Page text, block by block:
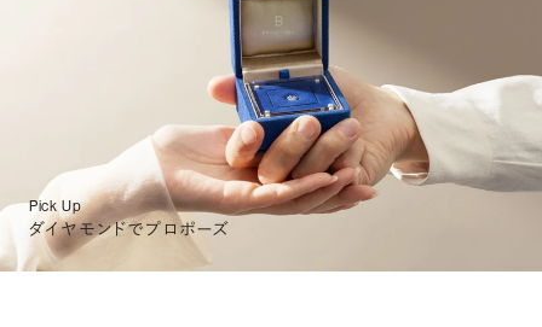
Pick Up
ダイヤモンドでプロポーズ